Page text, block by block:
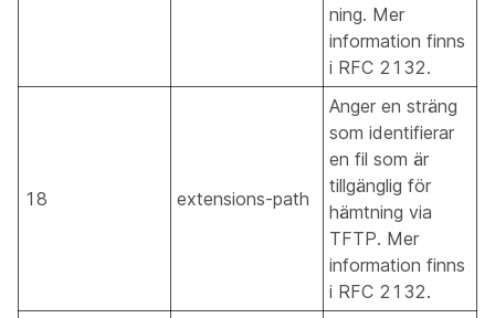
ning. Mer
information finns
i RFC 2132.
18 extensions-path
Anger en sträng
som identifierar
en fil som är
tillgänglig för
hämtning via
TFTP. Mer
information finns
i RFC 2132.